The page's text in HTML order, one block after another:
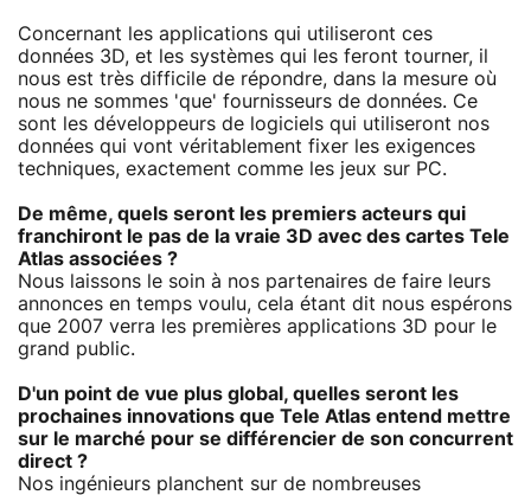
Concernant les applications qui utiliseront ces
données 3D, et les systèmes qui les feront tourner, il
nous est très difficile de répondre, dans la mesure où
nous ne sommes 'que' fournisseurs de données. Ce
sont les développeurs de logiciels qui utiliseront nos
données qui vont véritablement fixer les exigences
techniques, exactement comme les jeux sur PC.
De même, quels seront les premiers acteurs qui
franchiront le pas de la vraie 3D avec des cartes Tele
Atlas associées ?
Nous laissons le soin à nos partenaires de faire leurs
annonces en temps voulu, cela étant dit nous espérons
que 2007 verra les premières applications 3D pour le
grand public.
D'un point de vue plus global, quelles seront les
prochaines innovations que Tele Atlas entend mettre
sur le marché pour se différencier de son concurrent
direct ?
Nos ingénieurs planchent sur de nombreuses